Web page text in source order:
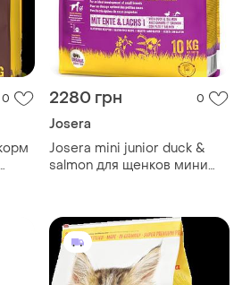
0 2280 грн 0
Josera
Josera mini junior duck &
salmon для щенков мини